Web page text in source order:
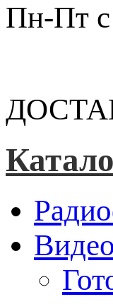
Пн-Пт